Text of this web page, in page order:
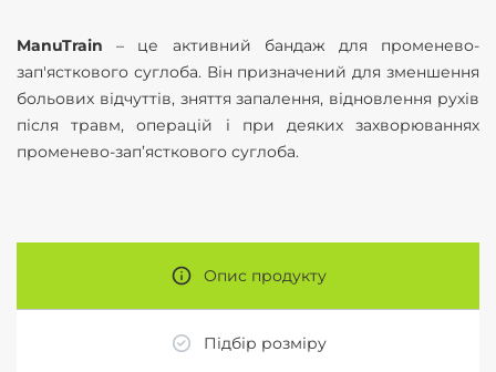
ManuTrain – це активний бандаж для променево-
зап'ясткового суглоба. Він призначений для зменшення
больових відчуттів, зняття запалення, відновлення рухів
після травм, операцій і при деяких захворюваннях
променево-зап’ясткового суглоба.
Опис продукту
Підбір розміру